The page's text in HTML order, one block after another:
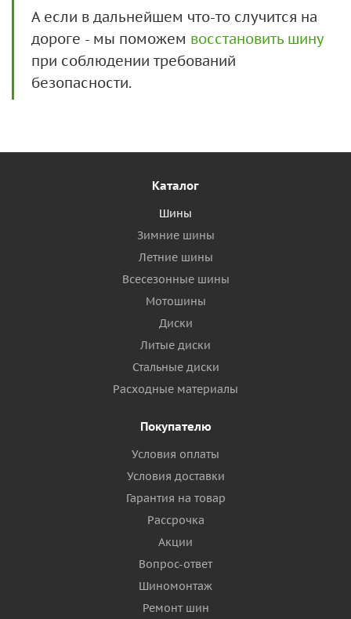
А если в дальнейшем что-то случится на
дороге - мы поможем восстановить шину
при соблюдении требований
безопасности.
Каталог
Шины
Зимние шины
Летние шины
Всесезонные шины
Мотошины
Диски
Литые диски
Стальные диски
Расходные материалы
Покупателю
Условия оплаты
Условия доставки
Гарантия на товар
Рассрочка
Акции
Вопрос-ответ
Шиномонтаж
Ремонт шин